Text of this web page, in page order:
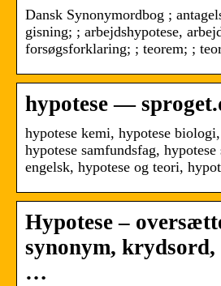
Dansk Synonymordbog ;
gisning; ; arbejdshypotese,
forsøgsforklaring; ; teorem; ;
hypotese —
hypotese kemi, hypotese
hypotese samfundsfag,
engelsk, hypotese og teori,
Hypotese –
synonym,
…